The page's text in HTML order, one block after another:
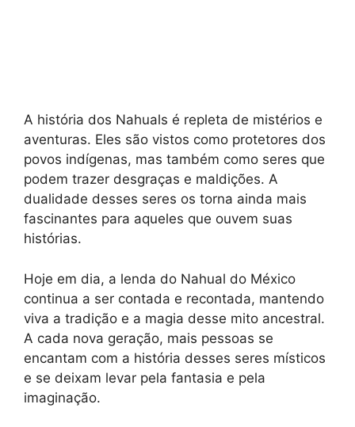
A história dos Nahuals é repleta de mistérios e
aventuras. Eles são vistos como protetores dos
povos indígenas, mas também como seres que
podem trazer desgraças e maldições. A
dualidade desses seres os torna ainda mais
fascinantes para aqueles que ouvem suas
histórias.
Hoje em dia, a lenda do Nahual do México
continua a ser contada e recontada, mantendo
viva a tradição e a magia desse mito ancestral.
A cada nova geração, mais pessoas se
encantam com a história desses seres místicos
e se deixam levar pela fantasia e pela
imaginação.